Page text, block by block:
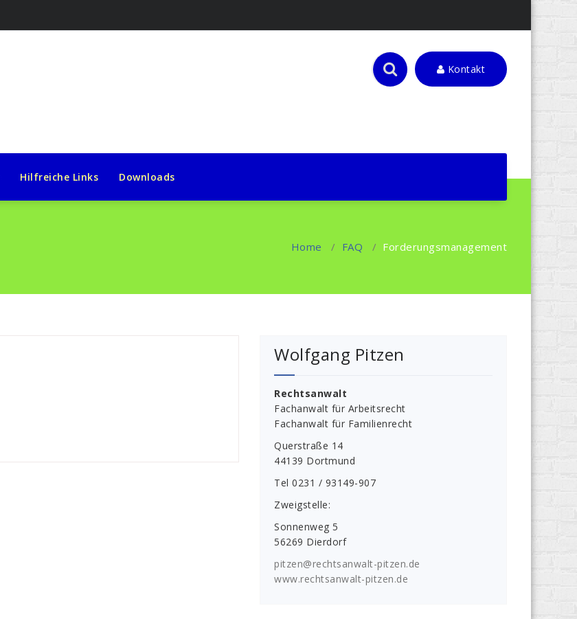
Kontakt
Hilfreiche Links Downloads
Home / FAQ / Forderungsmanagement
Wolfgang Pitzen
Rechtsanwalt
Fachanwalt für Arbeitsrecht
Fachanwalt für Familienrecht
Querstraße 14
44139 Dortmund
Tel 0231 / 93149-907
Zweigstelle:
Sonnenweg 5
56269 Dierdorf
pitzen@rechtsanwalt-pitzen.de
www.rechtsanwalt-pitzen.de